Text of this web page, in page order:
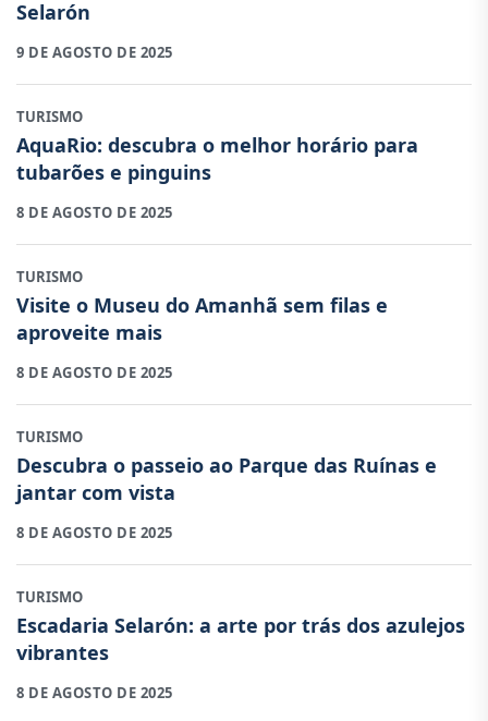
Selarón
9 DE AGOSTO DE 2025
TURISMO
AquaRio: descubra o melhor horário para
tubarões e pinguins
8 DE AGOSTO DE 2025
TURISMO
Visite o Museu do Amanhã sem filas e
aproveite mais
8 DE AGOSTO DE 2025
TURISMO
Descubra o passeio ao Parque das Ruínas e
jantar com vista
8 DE AGOSTO DE 2025
TURISMO
Escadaria Selarón: a arte por trás dos azulejos
vibrantes
8 DE AGOSTO DE 2025